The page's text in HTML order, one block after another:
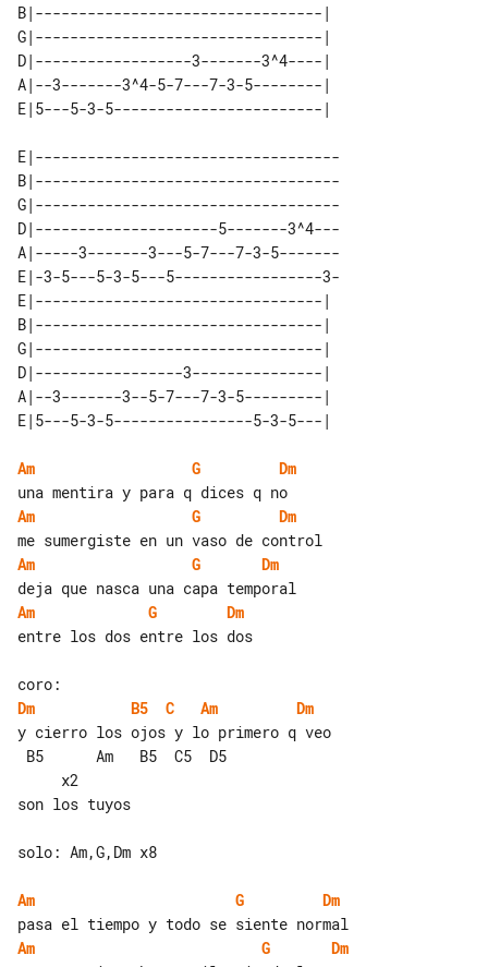
B|---------------------------------|
G|---------------------------------|
D|------------------3-------3^4----|
A|--3-------3^4-5-7---7-3-5--------|
E|-----------------------------------
B|-----------------------------------
G|-----------------------------------
D|---------------------5-------3^4---
A|-----3-------3---5-7---7-3-5-------
E|-3-5---5-3-5---5-----------------3-
E|---------------------------------|
B|---------------------------------|
G|---------------------------------|
D|-----------------3---------------|
A|--3-------3--5-7---7-3-5---------|
Am G
Dm
Am
G
Dm
Am
G
Dm
Am
G
Dm
entre los dos entre los dos
Dm
B5 C Am
Dm
y cierro los ojos y lo primero q veo
son los tuyos
solo: Am,G,Dm x8
Am G
Dm
Am
G
Dm